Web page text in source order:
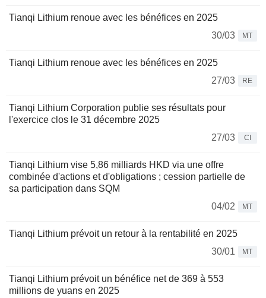
Tianqi Lithium renoue avec les bénéfices en 2025
30/03
MT
Tianqi Lithium renoue avec les bénéfices en 2025
27/03
RE
Tianqi Lithium Corporation publie ses résultats pour
l'exercice clos le 31 décembre 2025
27/03
CI
Tianqi Lithium vise 5,86 milliards HKD via une offre
combinée d'actions et d'obligations ; cession partielle de
sa participation dans SQM
04/02
MT
Tianqi Lithium prévoit un retour à la rentabilité en 2025
30/01
MT
Tianqi Lithium prévoit un bénéfice net de 369 à 553
millions de yuans en 2025